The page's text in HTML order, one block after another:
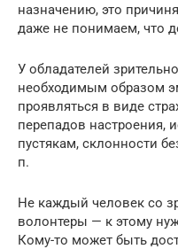
назначению, это
даже не понимаем, что
У обладателей
необходимым образом
проявляться в виде
перепадов настроения,
пустякам, склонности
п.
Не каждый человек со
волонтеры — к этому
Кому-то может быть